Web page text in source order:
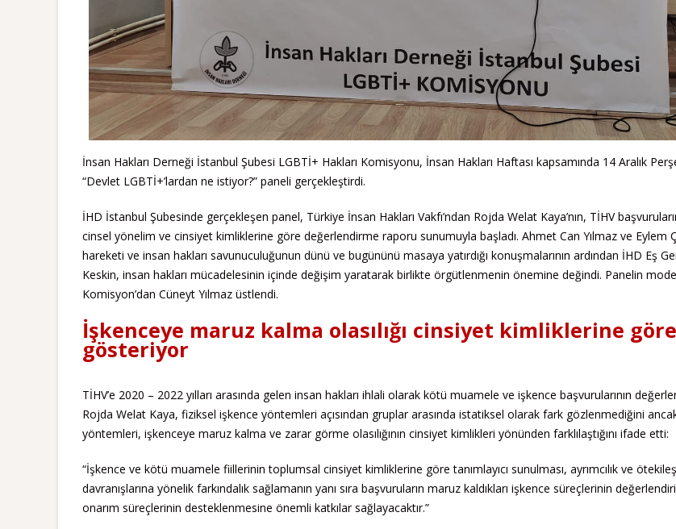
İnsan Hakları Derneği İstanbul Şubesi LGBTİ+ Hakları Komisyonu, İnsan Hakları Haftası kapsamında 14 Aralık
“Devlet LGBTİ+’lardan ne istiyor?” paneli gerçekleştirdi.
İHD İstanbul Şubesinde gerçekleşen panel, Türkiye İnsan Hakları Vakfı’ndan Rojda Welat Kaya’nın, TİHV
cinsel yönelim ve cinsiyet kimliklerine göre değerlendirme raporu sunumuyla başladı. Ahmet Can Yılmaz ve Eylem
hareketi ve insan hakları savunuculuğunun dünü ve bugününü masaya yatırdığı konuşmalarının ardından İHD Eş
Keskin, insan hakları mücadelesinin içinde değişim yaratarak birlikte örgütlenmenin önemine değindi. Panelin
Komisyon’dan Cüneyt Yılmaz üstlendi.
İşkenceye maruz kalma olasılığı cinsiyet kimliklerine
gösteriyor
TİHV’e 2020 – 2022 yılları arasında gelen insan hakları ihlali olarak kötü muamele ve işkence başvurularının
Rojda Welat Kaya, fiziksel işkence yöntemleri açısından gruplar arasında istatiksel olarak fark gözlenmediğini
yöntemleri, işkenceye maruz kalma ve zarar görme olasılığının cinsiyet kimlikleri yönünden farklılaştığını ifade etti:
“İşkence ve kötü muamele fiillerinin toplumsal cinsiyet kimliklerine göre tanımlayıcı sunulması, ayrımcılık ve
davranışlarına yönelik farkındalık sağlamanın yanı sıra başvuruların maruz kaldıkları işkence süreçlerinin
onarım süreçlerinin desteklenmesine önemli katkılar sağlayacaktır.”